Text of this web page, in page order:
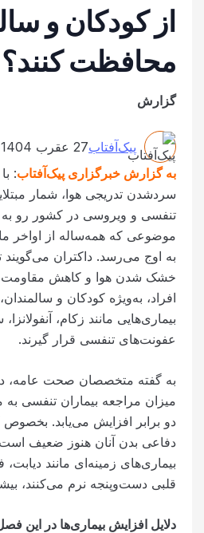
از کودکان و
محافظت کنند؟
گزارش
پیک‌آفتاب27 عقرب 1404
به گزارش خبرگزاری پیک‌آفتاب:
سردشدن تدریجی هوا، شمار
تنفسی و ویروسی در کشور رو به
موضوعی که همه‌ساله از اواخر
به اوج می‌رسد. داکتران می‌گویند
خشک شدن هوا و کاهش مقاومت
افراد، به‌ویژه کودکان و
بیماری‌هایی مانند زکام،
عفونت‌های تنفسی قرار گیرند.
به گفته متخصصان صحت عامه،
میزان مراجعه بیماران تنفسی به
دو برابر افزایش می‌یابد.
دفاعی بدن آنان هنوز ضعیف است
بیماری‌های زمینه‌ای مانند
قلبی دست‌وپنجه نرم می‌کنند،
دلایل افزایش بیماری‌ها در این فصل